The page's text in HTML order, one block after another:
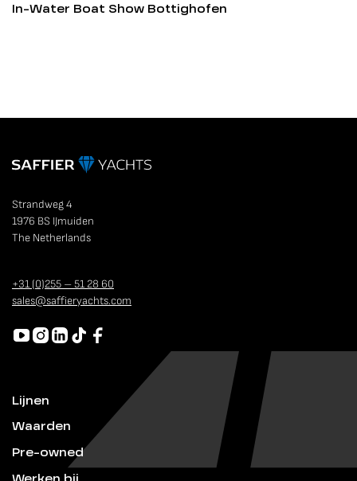
In-Water Boat Show Bottighofen
Strandweg 4
1976 BS IJmuiden
The Netherlands
+31 (0)255 – 51 28 60
sales@saffieryachts.com
Lijnen
Waarden
Pre-owned